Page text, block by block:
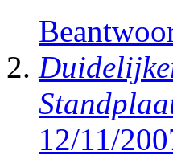
12/11/